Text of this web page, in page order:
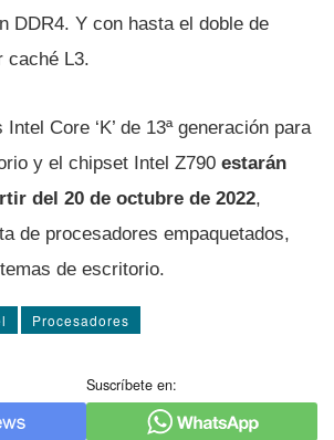
DDR4. Y con hasta el doble de
caché L3.
Core ‘K’ de 13ª generación para
y el chipset Intel Z790 estarán
del 20 de octubre de 2022,
de procesadores empaquetados,
de escritorio.
Procesadores
Suscríbete en: